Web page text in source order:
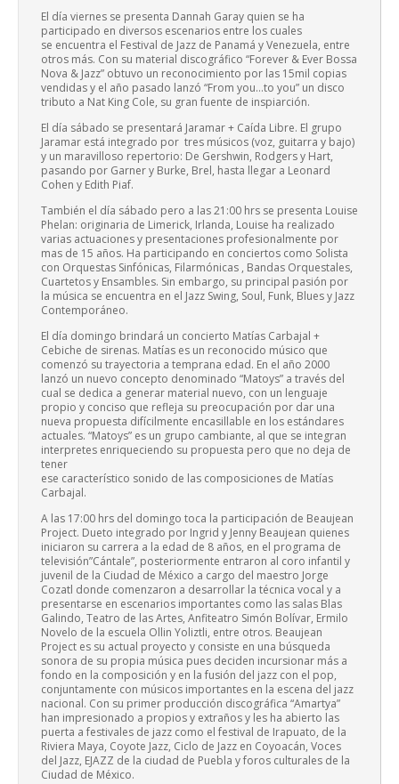
El día viernes se presenta Dannah Garay quien se ha
participado en diversos escenarios entre los cuales
se encuentra el Festival de Jazz de Panamá y Venezuela, entre
otros más. Con su material discográfico “Forever & Ever Bossa
Nova & Jazz” obtuvo un reconocimiento por las 15mil copias
vendidas y el año pasado lanzó “From you…to you” un disco
tributo a Nat King Cole, su gran fuente de inspiarción.
El día sábado se presentará Jaramar + Caída Libre. El grupo
Jaramar está integrado por tres músicos (voz, guitarra y bajo)
y un maravilloso repertorio: De Gershwin, Rodgers y Hart,
pasando por Garner y Burke, Brel, hasta llegar a Leonard
Cohen y Edith Piaf.
También el día sábado pero a las 21:00 hrs se presenta Louise
Phelan: originaria de Limerick, Irlanda, Louise ha realizado
varias actuaciones y presentaciones profesionalmente por
mas de 15 años. Ha participando en conciertos como Solista
con Orquestas Sinfónicas, Filarmónicas , Bandas Orquestales,
Cuartetos y Ensambles. Sin embargo, su principal pasión por
la música se encuentra en el Jazz Swing, Soul, Funk, Blues y Jazz
Contemporáneo.
El día domingo brindará un concierto Matías Carbajal +
Cebiche de sirenas. Matías es un reconocido músico que
comenzó su trayectoria a temprana edad. En el año 2000
lanzó un nuevo concepto denominado “Matoys” a través del
cual se dedica a generar material nuevo, con un lenguaje
propio y conciso que refleja su preocupación por dar una
nueva propuesta difícilmente encasillable en los estándares
actuales. “Matoys” es un grupo cambiante, al que se integran
interpretes enriqueciendo su propuesta pero que no deja de
tener
ese característico sonido de las composiciones de Matías
Carbajal.
A las 17:00 hrs del domingo toca la participación de Beaujean
Project. Dueto integrado por Ingrid y Jenny Beaujean quienes
iniciaron su carrera a la edad de 8 años, en el programa de
televisión”Cántale”, posteriormente entraron al coro infantil y
juvenil de la Ciudad de México a cargo del maestro Jorge
Cozatl donde comenzaron a desarrollar la técnica vocal y a
presentarse en escenarios importantes como las salas Blas
Galindo, Teatro de las Artes, Anfiteatro Simón Bolívar, Ermilo
Novelo de la escuela Ollin Yoliztli, entre otros. Beaujean
Project es su actual proyecto y consiste en una búsqueda
sonora de su propia música pues deciden incursionar más a
fondo en la composición y en la fusión del jazz con el pop,
conjuntamente con músicos importantes en la escena del jazz
nacional. Con su primer producción discográfica “Amartya”
han impresionado a propios y extraños y les ha abierto las
puerta a festivales de jazz como el festival de Irapuato, de la
Riviera Maya, Coyote Jazz, Ciclo de Jazz en Coyoacán, Voces
del Jazz, EJAZZ de la ciudad de Puebla y foros culturales de la
Ciudad de México.